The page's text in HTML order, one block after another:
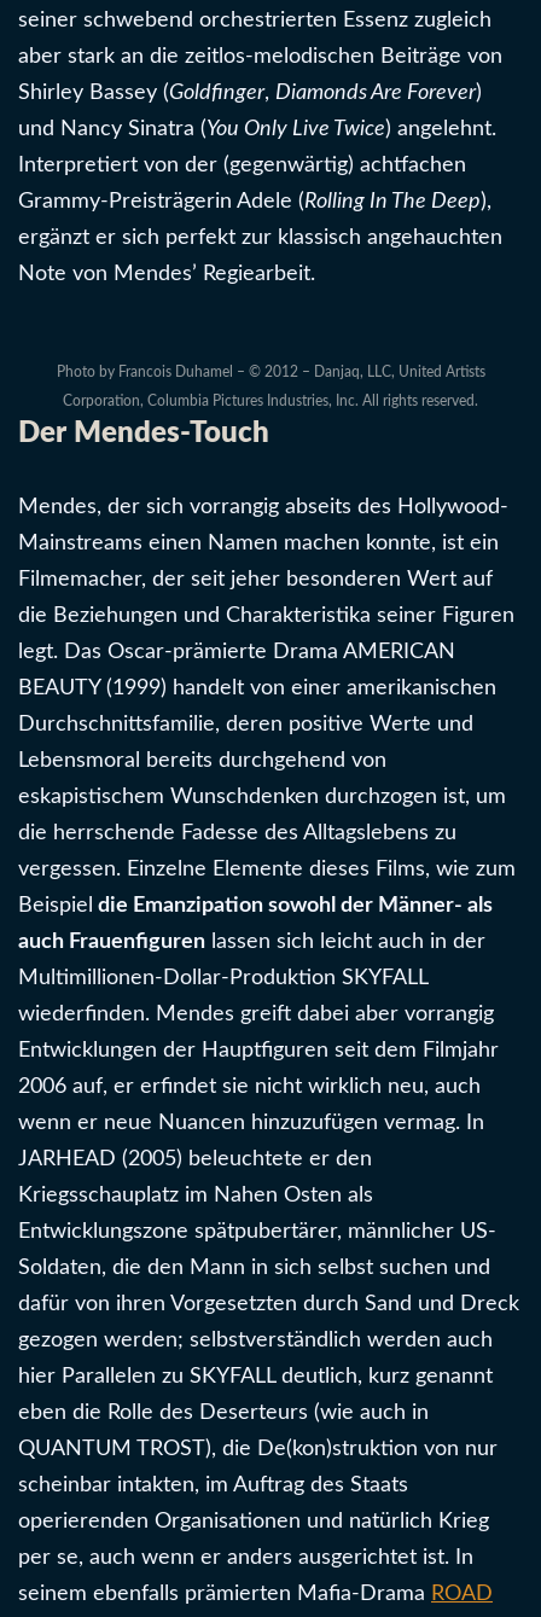
seiner schwebend orchestrierten Essenz zugleich
aber stark an die zeitlos-melodischen Beiträge von
Shirley Bassey (Goldfinger, Diamonds Are Forever)
und Nancy Sinatra (You Only Live Twice) angelehnt.
Interpretiert von der (gegenwärtig) achtfachen
Grammy-Preisträgerin Adele (Rolling In The Deep),
ergänzt er sich perfekt zur klassisch angehauchten
Note von Mendes’ Regiearbeit.
Photo by Francois Duhamel – © 2012 – Danjaq, LLC, United Artists
Corporation, Columbia Pictures Industries, Inc. All rights reserved.
Der Mendes-Touch
Mendes, der sich vorrangig abseits des Hollywood-
Mainstreams einen Namen machen konnte, ist ein
Filmemacher, der seit jeher besonderen Wert auf
die Beziehungen und Charakteristika seiner Figuren
legt. Das Oscar-prämierte Drama AMERICAN
BEAUTY (1999) handelt von einer amerikanischen
Durchschnittsfamilie, deren positive Werte und
Lebensmoral bereits durchgehend von
eskapistischem Wunschdenken durchzogen ist, um
die herrschende Fadesse des Alltagslebens zu
vergessen. Einzelne Elemente dieses Films, wie zum
Beispiel die Emanzipation sowohl der Männer- als
auch Frauenfiguren lassen sich leicht auch in der
Multimillionen-Dollar-Produktion SKYFALL
wiederfinden. Mendes greift dabei aber vorrangig
Entwicklungen der Hauptfiguren seit dem Filmjahr
2006 auf, er erfindet sie nicht wirklich neu, auch
wenn er neue Nuancen hinzuzufügen vermag. In
JARHEAD (2005) beleuchtete er den
Kriegsschauplatz im Nahen Osten als
Entwicklungszone spätpubertärer, männlicher US-
Soldaten, die den Mann in sich selbst suchen und
dafür von ihren Vorgesetzten durch Sand und Dreck
gezogen werden; selbstverständlich werden auch
hier Parallelen zu SKYFALL deutlich, kurz genannt
eben die Rolle des Deserteurs (wie auch in
QUANTUM TROST), die De(kon)struktion von nur
scheinbar intakten, im Auftrag des Staats
operierenden Organisationen und natürlich Krieg
per se, auch wenn er anders ausgerichtet ist. In
seinem ebenfalls prämierten Mafia-Drama ROAD